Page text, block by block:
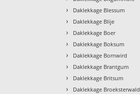
› Daklekkage Blessum
› Daklekkage Blije
› Daklekkage Boer
› Daklekkage Boksum
› Daklekkage Bornwird
› Daklekkage Brantgum
› Daklekkage Britsum
› Daklekkage Broeksterwald